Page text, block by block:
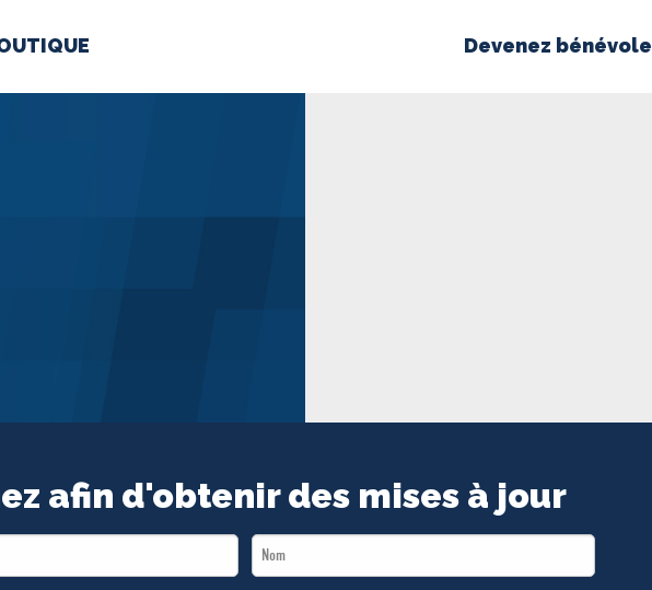
Devenez bénévole
MÉDIAS
afin d'obtenir des mises à jour
Last
Name